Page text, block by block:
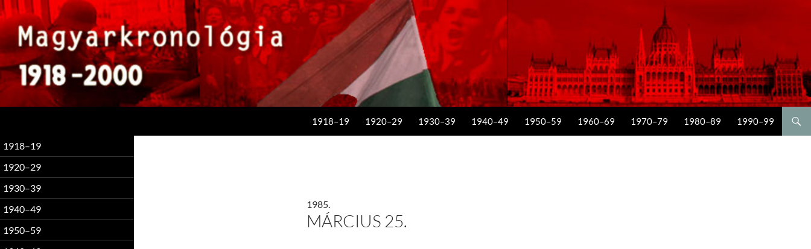
1918–19 1920–29 1930–39 1940–49 1950–59 1960–69 1970–79 1980–89 1990–99
1985.
MÁRCIUS 25.
1918–19
1920–29
1930–39
1940–49
1950–59